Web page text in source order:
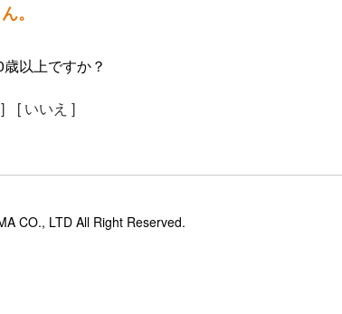
ん。
以上ですか？
[ いいえ ]
CO., LTD All Right Reserved.